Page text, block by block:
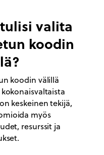
valita
koodin
koodin välillä
keskeinen tekijä,
myös
resurssit ja